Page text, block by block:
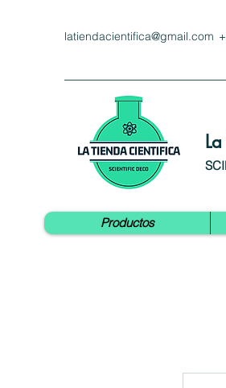
latiendacientifica@gmail.com
Productos